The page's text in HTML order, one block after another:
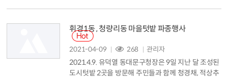
휘경1동 , 청량리동 마을텃밭 파종행사
2021-04-09 268 관리자
2021.4.9. 유덕열 동대문구청장은 9일 지난 달 조성된
도시텃밭 2곳을 방문해 주민들과 함께 청경채, 적상추